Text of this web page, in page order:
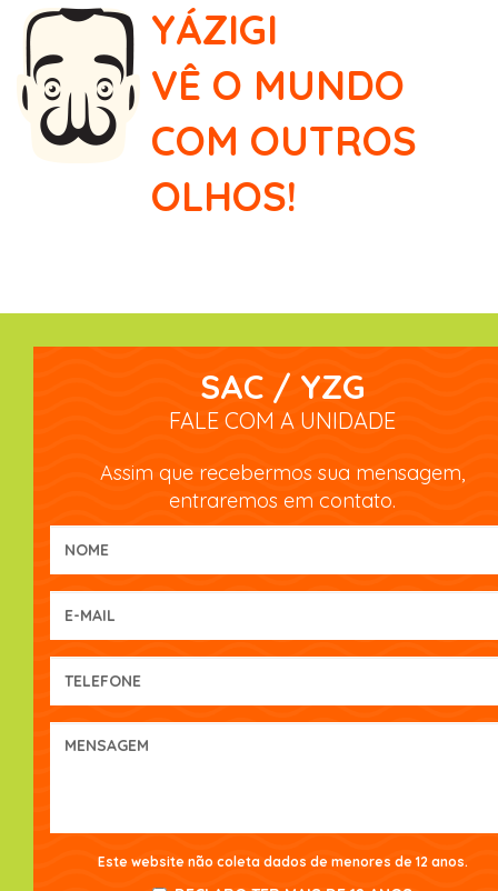
YÁZIGI
VÊ O MUNDO
COM OUTROS
OLHOS!
SAC / YZG
FALE COM A UNIDADE
Assim que recebermos sua mensagem,
entraremos em contato.
Este website não coleta dados de menores de 12 anos.